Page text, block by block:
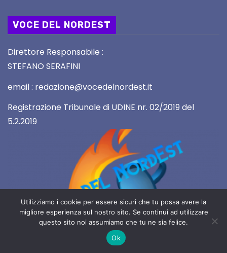
VOCE DEL NORDEST
Direttore Responsabile :
STEFANO SERAFINI
email : redazione@vocedelnordest.it
Registrazione Tribunale di UDINE nr. 02/2019 del
5.2.2019
2019 Copyright All rights reserved
Utilizziamo i cookie per essere sicuri che tu possa avere la
migliore esperienza sul nostro sito. Se continui ad utilizzare
questo sito noi assumiamo che tu ne sia felice.
Ok